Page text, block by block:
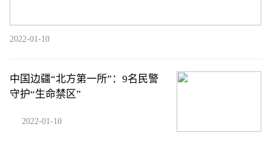
2022-01-10
中国边疆“北方第一所”：9名民警
守护“生命禁区”
2022-01-10